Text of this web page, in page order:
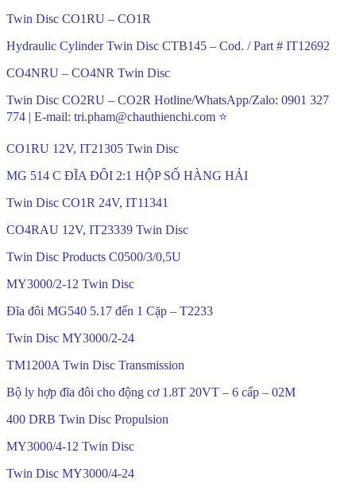
Twin Disc CO1RU – CO1R
Hydraulic Cylinder Twin Disc CTB145 – Cod. / Part # IT12692
CO4NRU – CO4NR Twin Disc
Twin Disc CO2RU – CO2R Hotline/WhatsApp/Zalo: 0901 327
774 | E-mail: tri.pham@chauthienchi.com ⭐
CO1RU 12V, IT21305 Twin Disc
MG 514 C ĐĨA ĐÔI 2:1 HỘP SỐ HÀNG HẢI
Twin Disc CO1R 24V, IT11341
CO4RAU 12V, IT23339 Twin Disc
Twin Disc Products C0500/3/0,5U
MY3000/2-12 Twin Disc
Đĩa đôi MG540 5.17 đến 1 Cặp – T2233
Twin Disc MY3000/2-24
TM1200A Twin Disc Transmission
Bộ ly hợp đĩa đôi cho động cơ 1.8T 20VT – 6 cấp – 02M
400 DRB Twin Disc Propulsion
MY3000/4-12 Twin Disc
Twin Disc MY3000/4-24